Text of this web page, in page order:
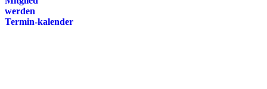
werden
Termin-kalender